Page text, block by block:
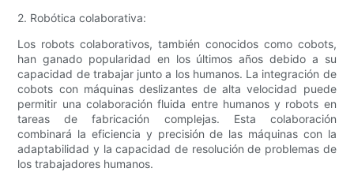
2. Robótica colaborativa:
Los robots colaborativos, también conocidos como cobots,
han ganado popularidad en los últimos años debido a su
capacidad de trabajar junto a los humanos. La integración de
cobots con máquinas deslizantes de alta velocidad puede
permitir una colaboración fluida entre humanos y robots en
tareas de fabricación complejas. Esta colaboración
combinará la eficiencia y precisión de las máquinas con la
adaptabilidad y la capacidad de resolución de problemas de
los trabajadores humanos.